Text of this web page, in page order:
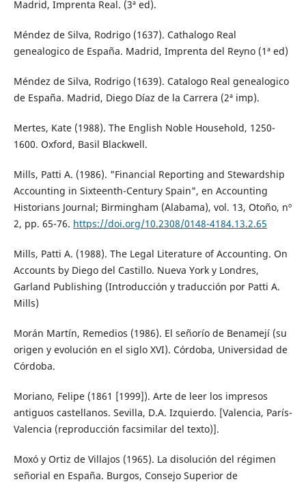
Madrid, Imprenta Real. (3ª ed).
Méndez de Silva, Rodrigo (1637). Cathalogo Real
genealogico de España. Madrid, Imprenta del Reyno (1ª ed)
Méndez de Silva, Rodrigo (1639). Catalogo Real genealogico
de España. Madrid, Diego Díaz de la Carrera (2ª imp).
Mertes, Kate (1988). The English Noble Household, 1250-
1600. Oxford, Basil Blackwell.
Mills, Patti A. (1986). "Financial Reporting and Stewardship
Accounting in Sixteenth-Century Spain", en Accounting
Historians Journal; Birmingham (Alabama), vol. 13, Otoño, nº
2, pp. 65-76. https://doi.org/10.2308/0148-4184.13.2.65
Mills, Patti A. (1988). The Legal Literature of Accounting. On
Accounts by Diego del Castillo. Nueva York y Londres,
Garland Publishing (Introducción y traducción por Patti A.
Mills)
Morán Martín, Remedios (1986). El señorío de Benamejí (su
origen y evolución en el siglo XVI). Córdoba, Universidad de
Córdoba.
Moriano, Felipe (1861 [1999]). Arte de leer los impresos
antiguos castellanos. Sevilla, D.A. Izquierdo. [Valencia, París-
Valencia (reproducción facsimilar del texto)].
Moxó y Ortiz de Villajos (1965). La disolución del régimen
señorial en España. Burgos, Consejo Superior de